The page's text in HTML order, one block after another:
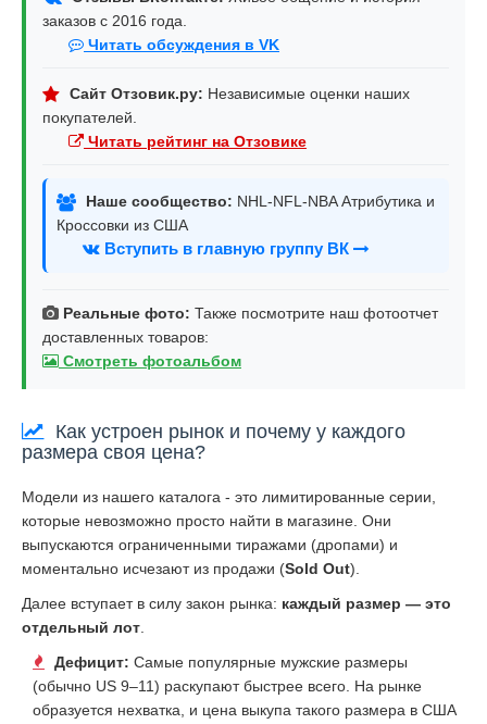
заказов с 2016 года.
Читать обсуждения в VK
Сайт Отзовик.ру: Независимые оценки наших
покупателей.
Читать рейтинг на Отзовике
Наше сообщество: NHL-NFL-NBA Атрибутика и
Кроссовки из США
Вступить в главную группу ВК
Реальные фото: Также посмотрите наш фотоотчет
доставленных товаров:
Смотреть фотоальбом
Как устроен рынок и почему у каждого
размера своя цена?
Модели из нашего каталога - это лимитированные серии,
которые невозможно просто найти в магазине. Они
выпускаются ограниченными тиражами (дропами) и
моментально исчезают из продажи (Sold Out).
Далее вступает в силу закон рынка: каждый размер — это
отдельный лот
Дефицит: Самые популярные мужские размеры
(обычно US 9–11) раскупают быстрее всего. На рынке
образуется нехватка, и цена выкупа такого размера в США